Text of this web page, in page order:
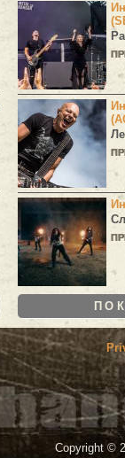
Copyright ©